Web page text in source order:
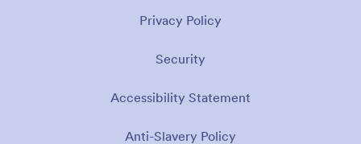
Privacy Policy
Security
Accessibility Statement
Anti-Slavery Policy